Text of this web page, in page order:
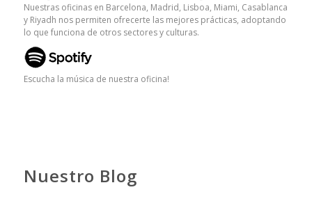
Nuestras oficinas en Barcelona, Madrid, Lisboa, Miami, Casablanca
y Riyadh nos permiten ofrecerte las mejores prácticas, adoptando
lo que funciona de otros sectores y culturas.
Escucha la música de nuestra oficina!
Nuestro Blog